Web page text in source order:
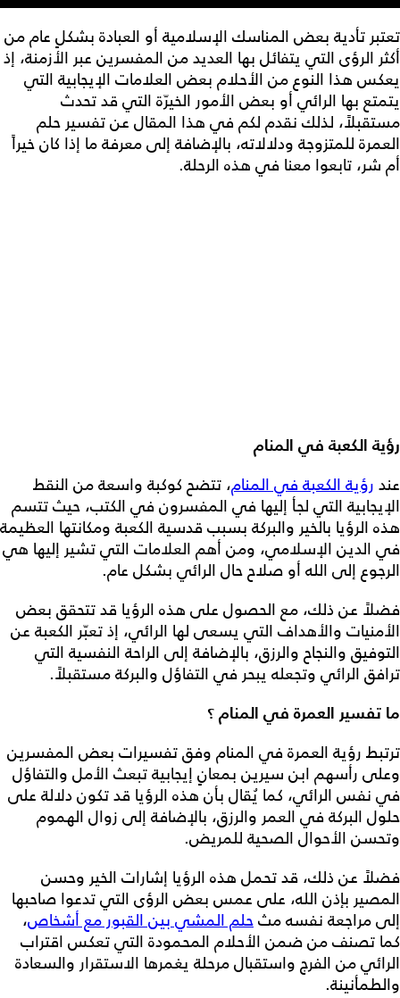
تعتبر تأدية بعض المناسك الإسلامية أو العبادة بشكلٍ عام من
أكثر الرؤى التي يتفائل بها العديد من المفسرين عبر الأزمنة، إذ
يعكس هذا النوع من الأحلام بعض العلامات الإيجابية التي
يتمتع بها الرائي أو بعض الأمور الخيرّة التي قد تحدث
مستقبلاً، لذلك نقدم لكم في هذا المقال عن تفسير حلم
العمرة للمتزوجة ودلالاته، بالإضافة إلى معرفة ما إذا كان خيراً
أم شر، تابعوا معنا في هذه الرحلة.
رؤية الكعبة في المنام
عند رؤية الكعبة في المنام، تتضح كوكبة واسعة من النقط
الإيجابية التي لجأ إليها في المفسرون في الكتب، حيث تتسم
هذه الرؤيا بالخير والبركة بسبب قدسية الكعبة ومكانتها العظيمة
في الدين الإسلامي، ومن أهم العلامات التي تشير إليها هي
الرجوع إلى الله أو صلاح حال الرائي بشكل عام.
فضلاً عن ذلك، مع الحصول على هذه الرؤيا قد تتحقق بعض
الأمنيات والأهداف التي يسعى لها الرائي، إذ تعبّر الكعبة عن
التوفيق والنجاح والرزق، بالإضافة إلى الراحة النفسية التي
ترافق الرائي وتجعله يبحر في التفاؤل والبركة مستقبلاً.
ما تفسير العمرة في المنام ؟
ترتبط رؤية العمرة في المنام وفق تفسيرات بعض المفسرين
وعلى رأسهم ابن سيرين بمعانٍ إيجابية تبعث الأمل والتفاؤل
في نفس الرائي، كما يُقال بأن هذه الرؤيا قد تكون دلالة على
حلول البركة في العمر والرزق، بالإضافة إلى زوال الهموم
وتحسن الأحوال الصحية للمريض.
فضلاً عن ذلك، قد تحمل هذه الرؤيا إشارات الخير وحسن
المصير بإذن الله، على عمس بعض الرؤى التي تدعوا صاحبها
إلى مراجعة نفسه مثحلم المشي بين القبور مع أشخاص،
كما تصنف من ضمن الأحلام المحمودة التي تعكس اقتراب
الرائي من الفرج واستقبال مرحلة يغمرها الاستقرار والسعادة
والطمأنينة.